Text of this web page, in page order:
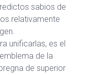
sabios de
relativamente
unificarlas, es el
de la
de superior